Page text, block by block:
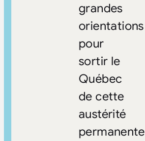
grandes
orientations
pour
sortir le
Québec
de cette
austérité
permanente